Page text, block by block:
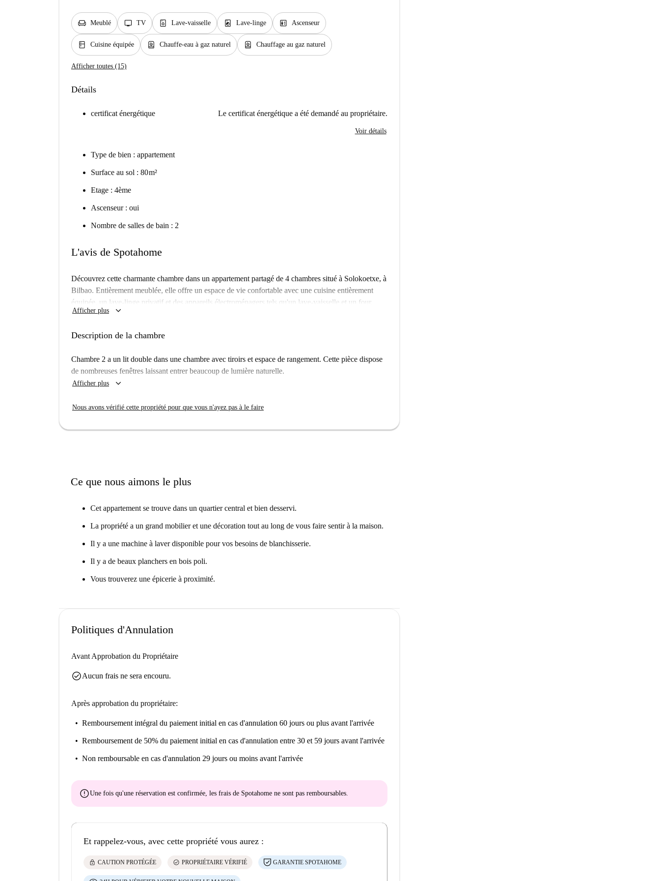
chair Meublé tv TV dishwasher_gen Lave-vaisselle local_laundry_service Lave-linge elevator Ascenseur
kitchen Cuisine équipée water_heater Chauffe-eau à gaz naturel water_heater Chauffage au gaz naturel
Afficher toutes (15)
Détails
certificat énergétique Le certificat énergétique a été demandé au propriétaire.
Voir détails
Type de bien : appartement
Surface au sol : 80 m²
Etage : 4ème
Ascenseur : oui
Nombre de salles de bain : 2
L'avis de Spotahome
Découvrez cette charmante chambre dans un appartement partagé de 4 chambres situé à Solokoetxe, à
Bilbao. Entièrement meublée, elle offre un espace de vie confortable avec une cuisine entièrement
équipée, un lave-linge privatif et des appareils électroménagers tels qu'un lave-vaisselle et un four.
Toutes les charges (électricité, eau, gaz et Wi-Fi) sont comprises. Le linge de lit est fourni, pour un
China et Bar Bestebat Doner Kebab sont à deux pas. Vous trouverez également d'autres excellentes
adresses dans les environs, comme Marisquería Telenecora et Bar Fermín, faisant de ce quartier un
lieu idéal pour les gourmands. Réservez votre prochain logement avec Spotahome et découvrez le
Afficher plus keyboard_arrow_down
Description de la chambre
Chambre 2 a un lit double dans une chambre avec tiroirs et espace de rangement. Cette pièce dispose
de nombreuses fenêtres laissant entrer beaucoup de lumière naturelle.
Afficher plus keyboard_arrow_down
Nous avons vérifié cette propriété pour que vous n'ayez pas à le faire
Ce que nous aimons le plus
Cet appartement se trouve dans un quartier central et bien desservi.
La propriété a un grand mobilier et une décoration tout au long de vous faire sentir à la maison.
Il y a une machine à laver disponible pour vos besoins de blanchisserie.
Il y a de beaux planchers en bois poli.
Vous trouverez une épicerie à proximité.
Politiques d'Annulation
Avant Approbation du Propriétaire
check_circleAucun frais ne sera encouru.
Après approbation du propriétaire:
Remboursement intégral du paiement initial en cas d'annulation 60 jours ou plus avant l'arrivée
Remboursement de 50% du paiement initial en cas d'annulation entre 30 et 59 jours avant l'arrivée
Non remboursable en cas d'annulation 29 jours ou moins avant l'arrivée
errorUne fois qu'une réservation est confirmée, les frais de Spotahome ne sont pas remboursables.
Et rappelez-vous, avec cette propriété vous aurez :
lock CAUTION PROTÉGÉE check_circle PROPRIÉTAIRE VÉRIFIÉ GARANTIE SPOTAHOME